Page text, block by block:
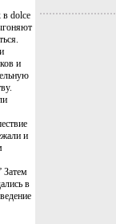
в dolce
и
и
Затем
в